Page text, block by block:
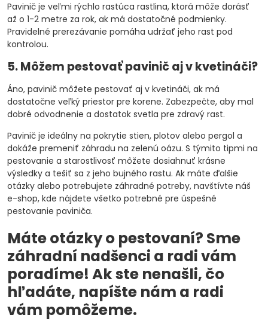
Pavinič je veľmi rýchlo rastúca rastlina, ktorá môže dorásť
až o 1-2 metre za rok, ak má dostatočné podmienky.
Pravidelné prerezávanie pomáha udržať jeho rast pod
kontrolou.
5. Môžem pestovať pavinič aj v kvetináči?
Áno, pavinič môžete pestovať aj v kvetináči, ak má
dostatočne veľký priestor pre korene. Zabezpečte, aby mal
dobré odvodnenie a dostatok svetla pre zdravý rast.
Pavinič je ideálny na pokrytie stien, plotov alebo pergol a
dokáže premeniť záhradu na zelenú oázu. S týmito tipmi na
pestovanie a starostlivosť môžete dosiahnuť krásne
výsledky a tešiť sa z jeho bujného rastu. Ak máte ďalšie
otázky alebo potrebujete záhradné potreby, navštívte náš
e-shop, kde nájdete všetko potrebné pre úspešné
pestovanie paviniča.
Máte otázky o pestovaní? Sme
záhradní nadšenci a radi vám
poradíme! Ak ste nenašli, čo
hľadáte, napíšte nám a radi
vám pomôžeme.